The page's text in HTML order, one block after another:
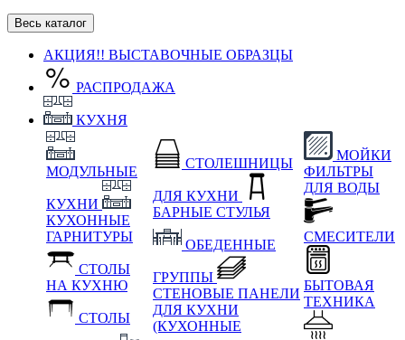
Весь каталог
АКЦИЯ!! ВЫСТАВОЧНЫЕ ОБРАЗЦЫ
РАСПРОДАЖА
КУХНЯ
МОДУЛЬНЫЕ
КУХНИ
КУХОННЫЕ
ГАРНИТУРЫ
СТОЛЫ
НА КУХНЮ
СТОЛЫ
СТОЛЕШНИЦЫ
ДЛЯ КУХНИ
БАРНЫЕ СТУЛЬЯ
ОБЕДЕННЫЕ
ГРУППЫ
СТЕНОВЫЕ ПАНЕЛИ
ДЛЯ КУХНИ
(КУХОННЫЕ
МОЙКИ
ФИЛЬТРЫ
ДЛЯ ВОДЫ
СМЕСИТЕЛИ
БЫТОВАЯ
ТЕХНИКА